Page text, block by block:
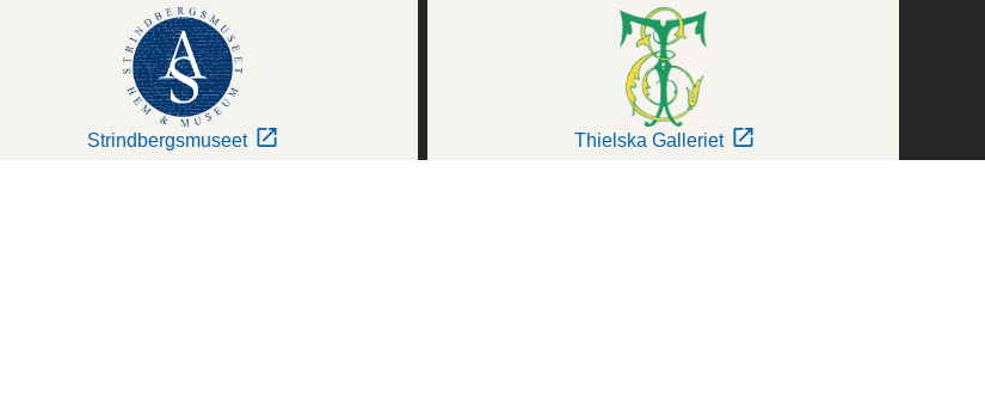
Strindbergsmuseet Thielska Galleriet